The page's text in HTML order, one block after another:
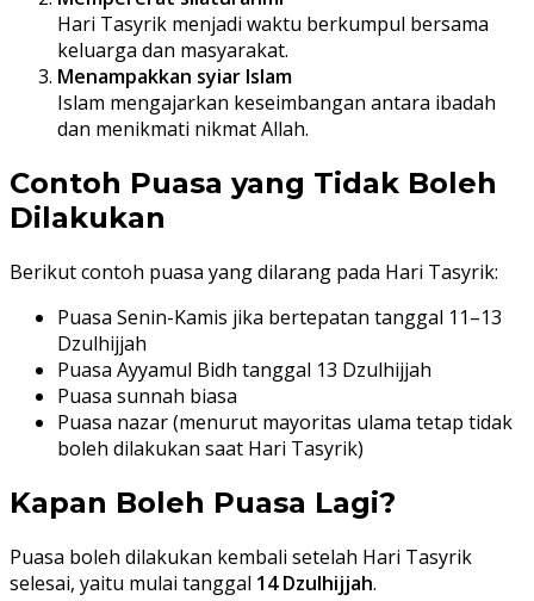
Hari Tasyrik menjadi waktu berkumpul bersama
keluarga dan masyarakat.
Menampakkan syiar Islam
Islam mengajarkan keseimbangan antara ibadah
dan menikmati nikmat Allah.
Contoh Puasa yang Tidak Boleh
Dilakukan
Berikut contoh puasa yang dilarang pada Hari Tasyrik:
Puasa Senin-Kamis jika bertepatan tanggal 11–13
Dzulhijjah
Puasa Ayyamul Bidh tanggal 13 Dzulhijjah
Puasa sunnah biasa
Puasa nazar (menurut mayoritas ulama tetap tidak
boleh dilakukan saat Hari Tasyrik)
Kapan Boleh Puasa Lagi?
Puasa boleh dilakukan kembali setelah Hari Tasyrik
selesai, yaitu mulai tanggal 14 Dzulhijjah.